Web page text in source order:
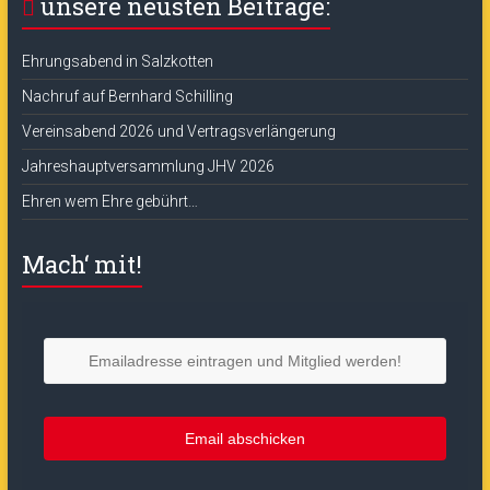
Ehrungsabend in Salzkotten
Nachruf auf Bernhard Schilling
Vereinsabend 2026 und Vertragsverlängerung
Jahreshauptversammlung JHV 2026
Ehren wem Ehre gebührt…
Mach‘ mit!